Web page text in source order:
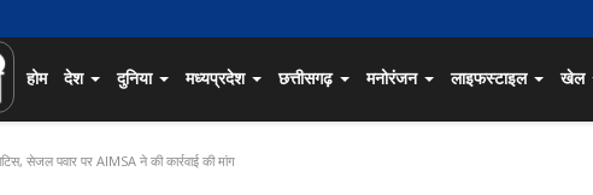
होम देश दुनिया मध्यप्रदेश छत्तीसगढ़ मनोरंजन लाइफस्टाइल खेल
सेजल पवार पर AIMSA ने की कार्रवाई की मांग